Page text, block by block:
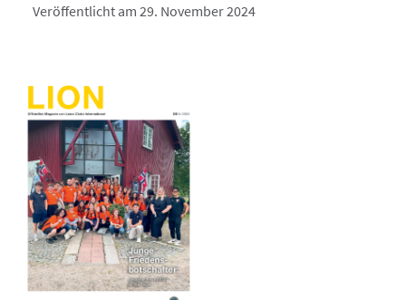
Veröffentlicht am 29. November 2024